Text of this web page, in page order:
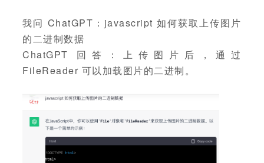
我问 ChatGPT：javascript 如何获取上传图片
的二进制数据
ChatGPT 回答：上传图片后，通过
FileReader 可以加载图片的二进制。